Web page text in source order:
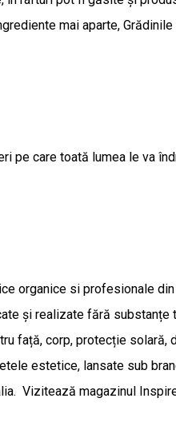
mai aparte,
pe care toată lumea le va
organice si profesionale
și realizate fără
față, corp, protecție
estetice, lansate sub
Vizitează magazinul